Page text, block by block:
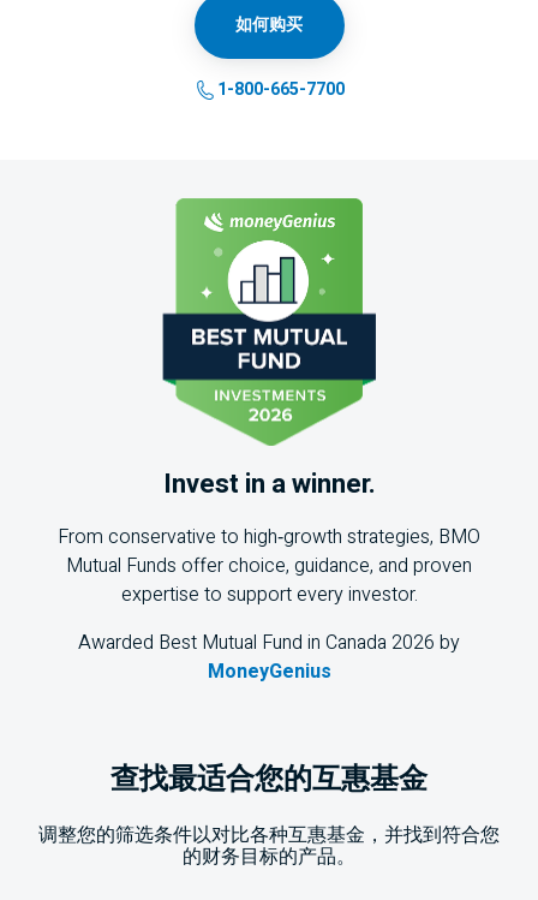
如何购买
1-800-665-7700
Invest in a winner.
From conservative to high‑growth strategies, BMO
Mutual Funds offer choice, guidance, and proven
expertise to support every investor.
Awarded Best Mutual Fund in Canada 2026 by
MoneyGenius
查找最适合您的互惠基金
调整您的筛选条件以对比各种互惠基金，并找到符合您
的财务目标的产品。